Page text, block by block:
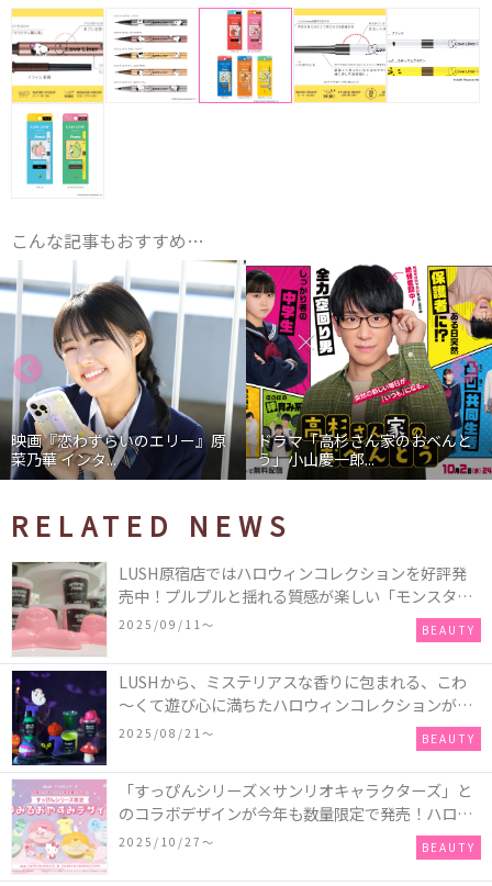
こんな記事もおすすめ…
映画『恋わずらいのエリー』原
菜乃華 インタ...
ドラマ「高杉さん家のおべんと
う」小山慶一郎...
RELATED NEWS
LUSH原宿店ではハロウィンコレクションを好評発
売中！プルプルと揺れる質感が楽しい「モンスター
オクトパス」や定番の「ゴースティー」「パンキン
2025/09/11〜 BEAUTY
LUSHから、ミステリアスな香りに包まれる、こわ
～くて遊び心に満ちたハロウィンコレクションが新
発売！頭と胴体に分かれたバスアイテムを組み合わ
せてキャラクターを完成させる新作「モンスター・
マッシュアップ」シリーズなど♪
2025/08/21〜 BEAUTY
「すっぴんシリーズ×サンリオキャラクターズ」と
のコラボデザインが今年も数量限定で発売！ハロー
キティ、ポムポムプリン、ポチャッコ、ハンギョド
2025/10/27〜 BEAUTY